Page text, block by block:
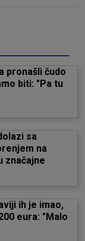
pronašli čudo
biti: "Pa tu
sa
na
značajne
ih je imao,
eura: "Malo